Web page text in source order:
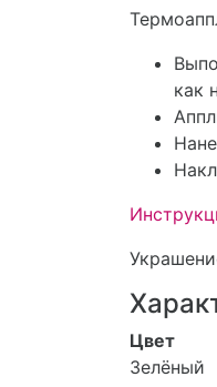
как
Цвет
Зелёный